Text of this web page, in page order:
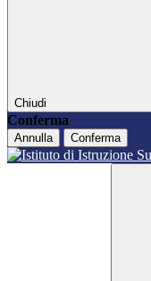
Chiudi
Conferma
Annulla Conferma